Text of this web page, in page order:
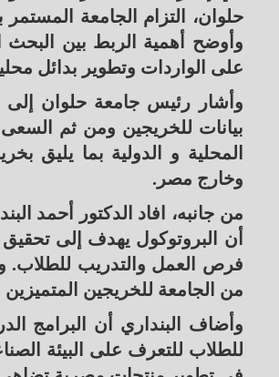
حلوان، التزام الجامعة المستمر
وأوضح أهمية الربط بين البحث
على الواردات وتطوير بدائل
وأشار رئيس جامعة حلوان إلى
بيانات للخريجين ومن ثم السعى
المحلية و الدولية بما يليق
وخارج مصر.
من جانبه، افاد الدكتور أحمد
أن البروتوكول يهدف إلى
فرص العمل والتدريب
من الجامعة للخريجين
وأضاف البنداري أن البرامج
للطلاب للتعرف على البيئة